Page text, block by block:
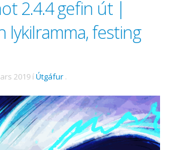
2.4.4 gefin út |
lykilramma, festing
2019 íÚtgáfur .